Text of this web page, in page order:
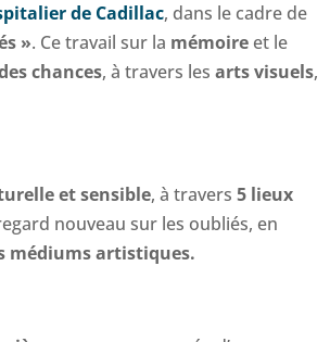
de Cadillac, dans le cadre de
». Ce travail sur la mémoireet le
chances, à travers les arts visuels,
et sensible, à travers 5 lieux
nouveau sur les oubliés, en
médiums artistiques.